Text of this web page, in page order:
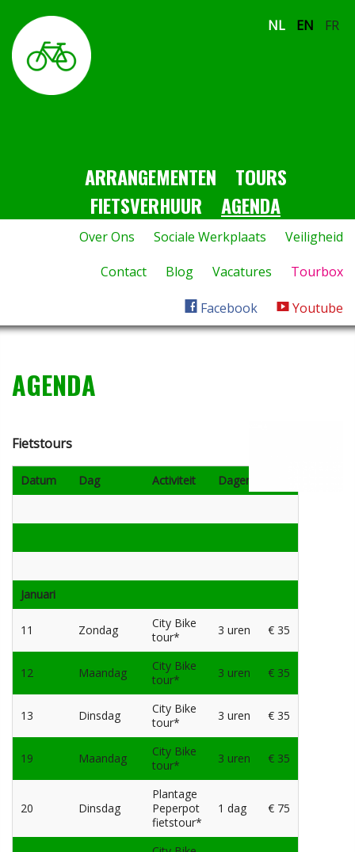
NL EN FR
ARRANGEMENTEN
TOURS
FIETSVERHUUR
AGENDA
Over Ons Sociale Werkplaats
Veiligheid
Contact
Blog Vacatures Tourbox
Facebook Youtube
AGENDA
Fietstours
Datum Dag Activiteit Dagen
Januari
11 Zondag
City Bike
tour*
3 uren € 35
12 Maandag
City Bike
tour*
3 uren € 35
13 Dinsdag
City Bike
tour*
3 uren € 35
19 Maandag
City Bike
tour*
3 uren € 35
20 Dinsdag
Plantage
Peperpot
fietstour*
1 dag € 75